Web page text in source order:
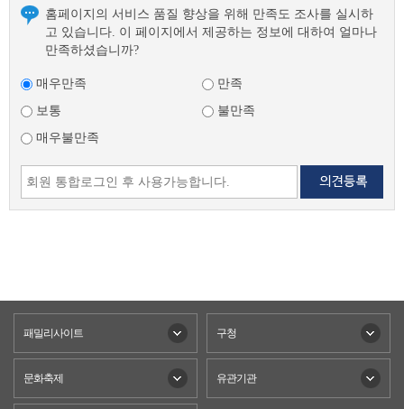
홈페이지의 서비스 품질 향상을 위해 만족도 조사를 실시하
고 있습니다. 이 페이지에서 제공하는 정보에 대하여 얼마나
만족하셨습니까?
매우만족
만족
보통
불만족
매우불만족
패밀리사이트 구청
문화축제 유관기관